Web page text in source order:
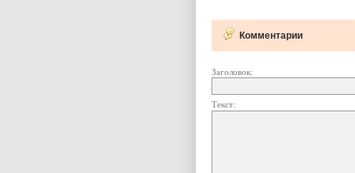
Комментарии
Заголовок:
Текст: